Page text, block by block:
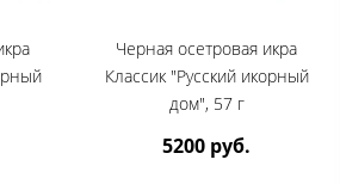
Черная осетровая икра
Классик "Русский икорный
дом", 57 г
5200 руб.